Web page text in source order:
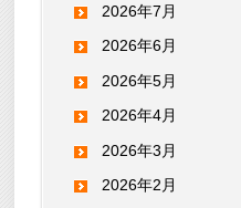
2026年7月
2026年6月
2026年5月
2026年4月
2026年3月
2026年2月